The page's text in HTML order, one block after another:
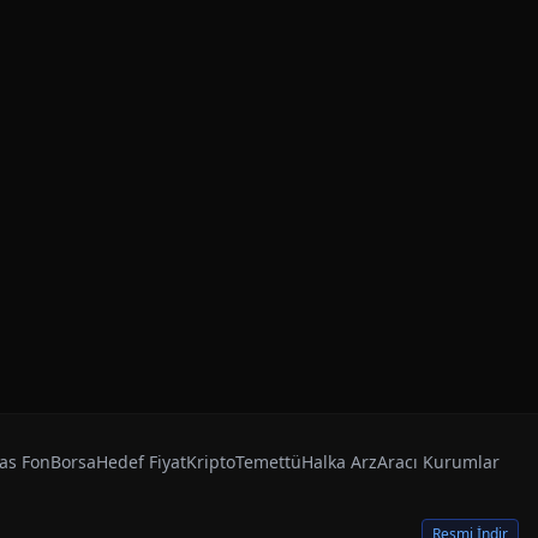
FonBorsaHedef FiyatKriptoTemettüHalka ArzAracı Kurumlar
Resmi İndir